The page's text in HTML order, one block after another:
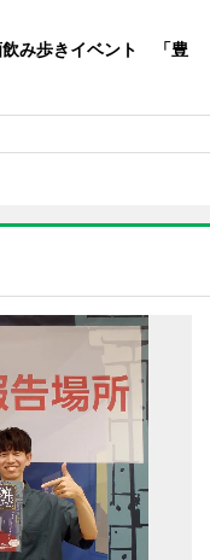
飲み歩きイベント 「豊